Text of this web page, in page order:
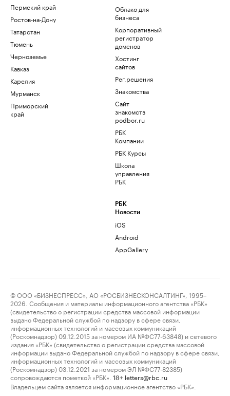
Пермский край
Ростов-на-Дону
Татарстан
Тюмень
Черноземье
Кавказ
Карелия
Мурманск
Приморский
край
Облако для
бизнеса
Корпоративный
регистратор
доменов
Хостинг
сайтов
Рег.решения
Знакомства
Сайт
знакомств
podbor.ru
РБК
Компании
РБК Курсы
Школа
управления
РБК
РБК
Новости
iOS
Android
AppGallery
© ООО «БИЗНЕСПРЕСС», АО «РОСБИЗНЕСКОНСАЛТИНГ», 1995–
2026. Сообщения и материалы информационного агентства «РБК»
(свидетельство о регистрации средства массовой информации
выдано Федеральной службой по надзору в сфере связи,
информационных технологий и массовых коммуникаций
(Роскомнадзор) 09.12.2015 за номером ИА №ФС77-63848) и сетевого
издания «РБК» (свидетельство о регистрации средства массовой
информации выдано Федеральной службой по надзору в сфере связи,
информационных технологий и массовых коммуникаций
(Роскомнадзор) 03.12.2021 за номером ЭЛ №ФС77-82385)
сопровождаются пометкой «РБК».
18+ letters@rbc.ru
Владельцем сайта является информационное агентство «РБК».